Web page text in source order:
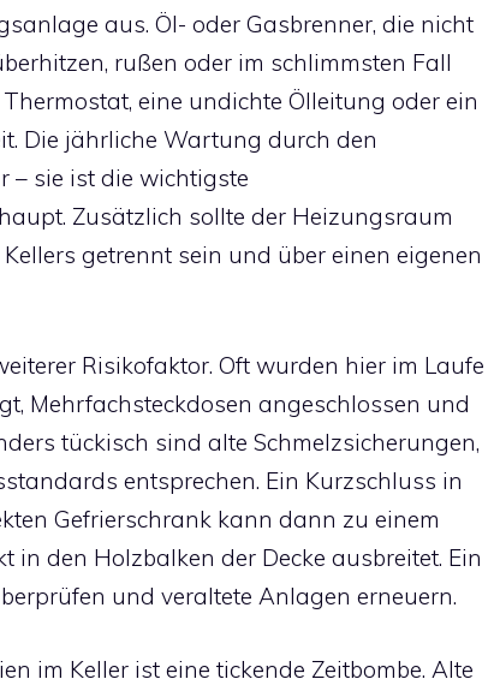
aus. Öl- oder Gasbrenner, die nicht
rußen oder im schlimmsten Fall
eine undichte Ölleitung oder ein
Die jährliche Wartung durch den
– sie ist die wichtigste
Zusätzlich sollte der Heizungsraum
getrennt sein und über einen eigenen
Risikofaktor. Oft wurden hier im Laufe
Mehrfachsteckdosen angeschlossen und
tückisch sind alte Schmelzsicherungen,
entsprechen. Ein Kurzschluss in
Gefrierschrank kann dann zu einem
in den Holzbalken der Decke ausbreitet. Ein
und veraltete Anlagen erneuern.
im Keller ist eine tickende Zeitbombe. Alte